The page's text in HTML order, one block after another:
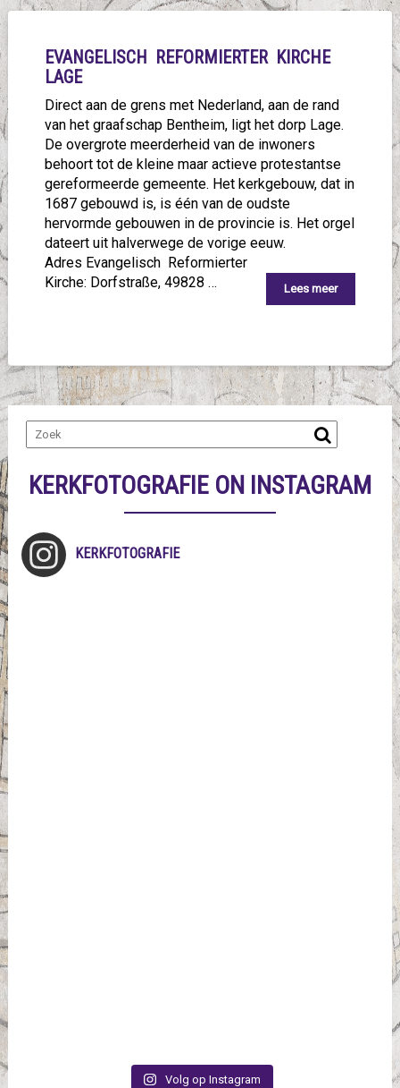
EVANGELISCH REFORMIERTER KIRCHE
LAGE
Direct aan de grens met Nederland, aan de rand
van het graafschap Bentheim, ligt het dorp Lage.
De overgrote meerderheid van de inwoners
behoort tot de kleine maar actieve protestantse
gereformeerde gemeente. Het kerkgebouw, dat in
1687 gebouwd is, is één van de oudste
hervormde gebouwen in de provincie is. Het orgel
dateert uit halverwege de vorige eeuw.
Adres Evangelisch Reformierter
Kirche: Dorfstraße, 49828 …
Lees meer
KERKFOTOGRAFIE ON INSTAGRAM
KERKFOTOGRAFIE
Volg op Instagram